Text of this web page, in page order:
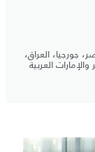
جورجيا، العراق،
العربية